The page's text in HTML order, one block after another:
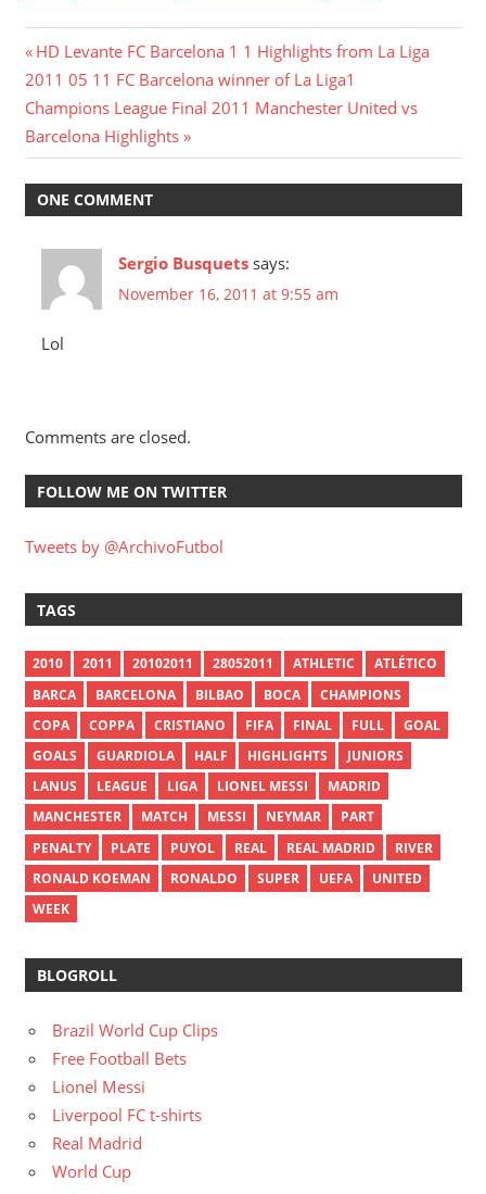
Post
navigation
Previous
Post:
HD Levante FC Barcelona 1 1 Highlights from La Liga
2011 05 11 FC Barcelona winner of La Liga1
Next
Post:
Champions League Final 2011 Manchester United vs
Barcelona Highlights
ONE COMMENT
Sergio Busquets says:
November 16, 2011 at 9:55 am
Lol
Comments are closed.
FOLLOW ME ON TWITTER
Tweets by @ArchivoFutbol
TAGS
2010 2011 20102011 28052011 ATHLETIC
ATLÉTICO
BARCA
BARCELONA BILBAO BOCA
CHAMPIONS
COPA
COPPA CRISTIANO FIFA FINAL FULL
GOAL
GOALS
GUARDIOLA HALF HIGHLIGHTS
JUNIORS
LANUS
LEAGUE LIGA LIONEL MESSI
MADRID
MANCHESTER
MATCH MESSI NEYMAR
PART
PENALTY
PLATE PUYOL REAL REAL MADRID
RIVER
RONALD KOEMAN
RONALDO SUPER UEFA
UNITED
WEEK
BLOGROLL
Brazil World Cup Clips
Free Football Bets
Lionel Messi
Liverpool FC t-shirts
Real Madrid
World Cup